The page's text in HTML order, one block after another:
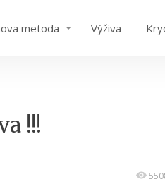
metoda Výživa
!!!